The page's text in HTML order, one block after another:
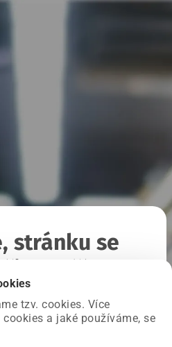
tzv. cookies. Více
a jaké používáme, se
stránku se
straně a už ji opravujeme.
požadovanou stránku.